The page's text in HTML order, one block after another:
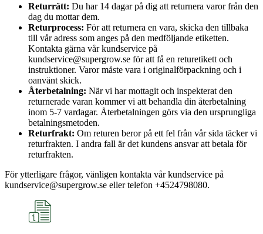
Returrätt: Du har 14 dagar på dig att returnera varor från den
dag du mottar dem.
Returprocess: För att returnera en vara, skicka den tillbaka
till vår adress som anges på den medföljande etiketten.
Kontakta gärna vår kundservice på
kundservice@supergrow.se för att få en returetikett och
instruktioner. Varor måste vara i originalförpackning och i
oanvänt skick.
Återbetalning: När vi har mottagit och inspekterat den
returnerade varan kommer vi att behandla din återbetalning
inom 5-7 vardagar. Återbetalningen görs via den ursprungliga
betalningsmetoden.
Returfrakt: Om returen beror på ett fel från vår sida täcker vi
returfrakten. I andra fall är det kundens ansvar att betala för
returfrakten.
För ytterligare frågor, vänligen kontakta vår kundservice på
kundservice@supergrow.se eller telefon +4524798080.